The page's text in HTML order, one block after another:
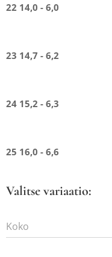
22 14,0 - 6,0
23 14,7 - 6,2
24 15,2 - 6,3
25 16,0 - 6,6
Valitse variaatio:
Koko